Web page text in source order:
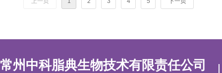
常州中科脂典生物技术有限责任公司